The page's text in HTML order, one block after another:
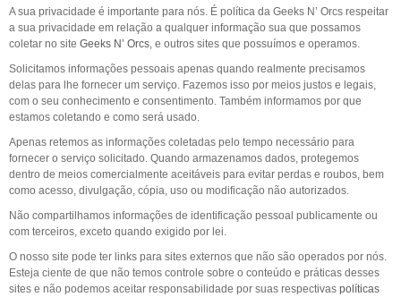
A sua privacidade é importante para nós. É política da Geeks N’ Orcs respeitar
a sua privacidade em relação a qualquer informação sua que possamos
coletar no site Geeks N’ Orcs, e outros sites que possuímos e operamos.
Solicitamos informações pessoais apenas quando realmente precisamos
delas para lhe fornecer um serviço. Fazemos isso por meios justos e legais,
com o seu conhecimento e consentimento. Também informamos por que
estamos coletando e como será usado.
Apenas retemos as informações coletadas pelo tempo necessário para
fornecer o serviço solicitado. Quando armazenamos dados, protegemos
dentro de meios comercialmente aceitáveis para evitar perdas e roubos, bem
como acesso, divulgação, cópia, uso ou modificação não autorizados.
Não compartilhamos informações de identificação pessoal publicamente ou
com terceiros, exceto quando exigido por lei.
O nosso site pode ter links para sites externos que não são operados por nós.
Esteja ciente de que não temos controle sobre o conteúdo e práticas desses
sites e não podemos aceitar responsabilidade por suas respectivas políticas